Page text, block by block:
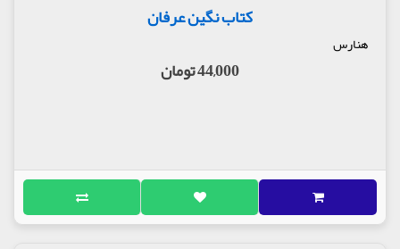
کتاب نگین عرفان
هنارس
44,000 تومان